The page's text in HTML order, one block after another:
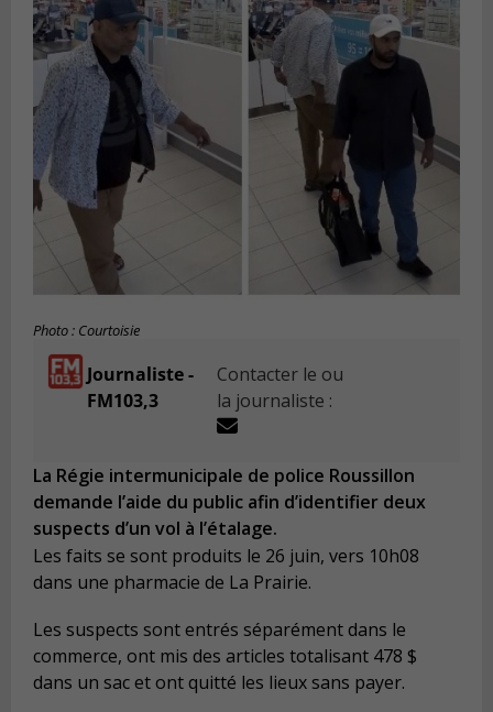
Photo : Courtoisie
Journaliste -
FM103,3
Contacter le ou
la journaliste :
La Régie intermunicipale de police Roussillon
demande l’aide du public afin d’identifier deux
suspects d’un vol à l’étalage.
Les faits se sont produits le 26 juin, vers 10h08
dans une pharmacie de La Prairie.
Les suspects sont entrés séparément dans le
commerce, ont mis des articles totalisant 478 $
dans un sac et ont quitté les lieux sans payer.